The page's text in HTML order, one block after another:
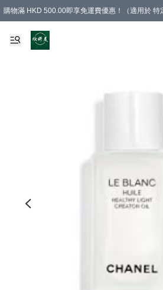
購物滿 HKD 500.00即享免運費優惠！（適用於 特